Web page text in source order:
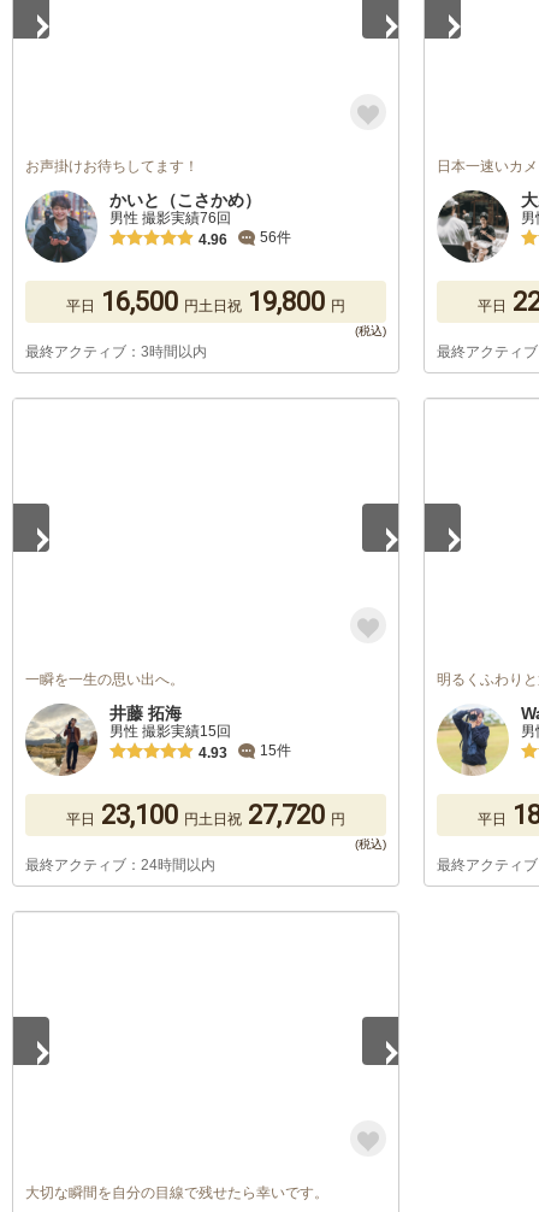
お声掛けお待ちしてます！
かいと（こさかめ）
男性 撮影実績76回
4.96
56件
平日 16,500 円土日祝 19,800 円
最終アクティブ：3時間以内
日本一速いカ
平日
最終アクティ
一瞬を一生の思い出へ。
井藤 拓海
男性 撮影実績15回
4.93
15件
平日 23,100 円土日祝 27,720 円
最終アクティブ：24時間以内
明るくふわり
平日
最終アクティ
大切な瞬間を自分の目線で残せたら幸いです。